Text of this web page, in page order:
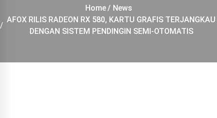
Home
News
AFOX RILIS RADEON RX 580, KARTU GRAFIS TERJANGKAU
DENGAN SISTEM PENDINGIN SEMI-OTOMATIS